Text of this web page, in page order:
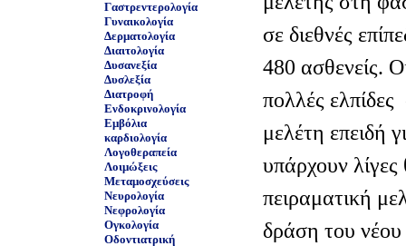
Γαστρεντερολογία
Γυναικολογία
Δερματολογία
Διαιτολογία
Δυσανεξία
Δυσλεξία
Διατροφή
Ενδοκρινολογία
Εμβόλια
καρδιολογία
Λογοθεραπεία
Λοιμώξεις
Μεταμοσχεύσεις
Νευρολογία
Νεφρολογία
Ογκολογία
Οδοντιατρική
σε διεθνές
480 ασθενείς.
πολλές ελπίδες
μελέτη επειδή
υπάρχουν
πειραματική
δράση του